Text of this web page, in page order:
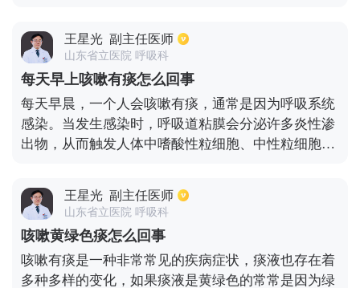
疗方式见效快，这种治疗风险低，副作用也少。
服头孢克肟、阿奇霉素，还有红霉素或罗红霉素，止
咳化痰可以选择甘草合剂以及氨溴索口服液、肺力咳
合剂等，加上雾化治疗后很快就可以恢复正常，而且
雾化治疗的副作用相对来说较小，见效快。以上的一
些方案仅供参考，具体使用方法还是应该去正规的医
院检查后根据情况给详细的方案。
王星光 副主任医师
山东省立医院 呼吸科
每天早上咳嗽有痰怎么回事
每天早晨，一个人会咳嗽有痰，通常是因为呼吸系统
感染。当发生感染时，呼吸道粘膜会分泌许多炎性渗
出物，从而触发人体中嗜酸性粒细胞、中性粒细胞和
些细胞脱落并死亡时，它们与炎性渗出液混合形成痰
液。到了晚上，炎性渗出物倾向于在支气管，气管或
肺泡中积聚。早晨，很轻易就能刺激呼吸道黏膜并引
起咳嗽，并且排出痰液。因此，每天早晨都会出现咳
嗽和痰液。通常要依据痰液感染的类型，选取适当的
药物进行治疗。假如是黄色脓液，就要用头孢哌酮或
王星光 副主任医师
山东省立医院 呼吸科
咳嗽黄绿色痰怎么回事
咳嗽有痰是一种非常常见的疾病症状，痰液也存在着
多种多样的变化，如果痰液是黄绿色的常常是因为绿